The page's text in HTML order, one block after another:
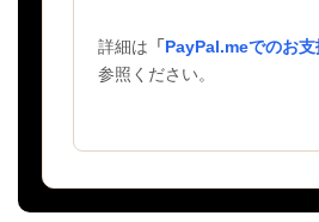
詳細は 「PayPal.meでのお
参照ください。